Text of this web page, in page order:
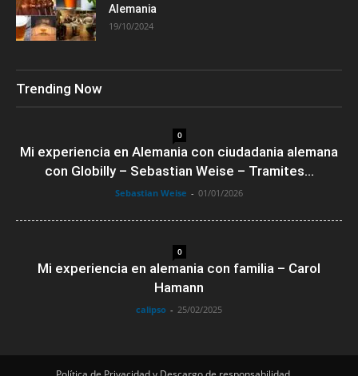
Alemania
19/10/2024
Trending Now
0
Mi experiencia en Alemania con ciudadania alemana
con Globilly – Sebastian Weise – Tramites...
Sebastian Weise - 01/01/2026
0
Mi experiencia en alemania con familia – Carol
Hamann
calipso - 25/02/2025